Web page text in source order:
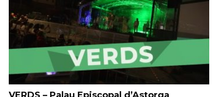
VERDS – Palau Episcopal d’Astorga